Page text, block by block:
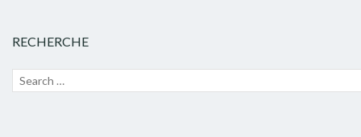
RECHERCHE
Recherche